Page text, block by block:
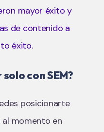
mayor éxito y
de contenido a
éxito.
con SEM?
posicionarte
al momento en